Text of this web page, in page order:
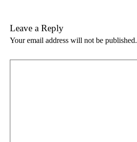
Leave a Reply
Your email address will not be published.